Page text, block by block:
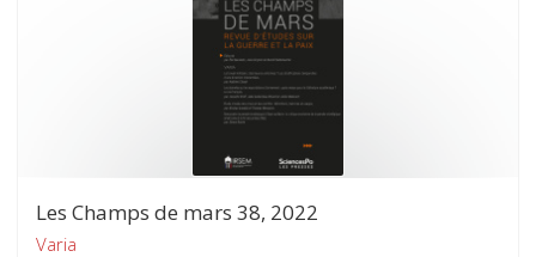
Les Champs de mars 38, 2022
Varia